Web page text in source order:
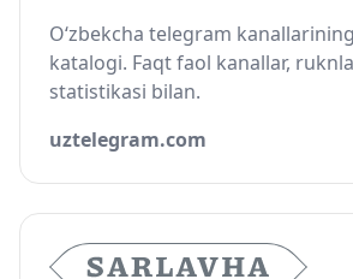
O‘zbekcha telegram
katalogi. Faqt faol kanallar,
statistikasi bilan.
uztelegram.com